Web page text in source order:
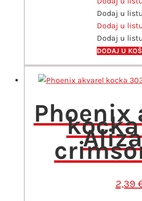
hue
količina
Dodaj u
Dodaj u
Dodaj u
DODAJ U
Phoenix
2,39